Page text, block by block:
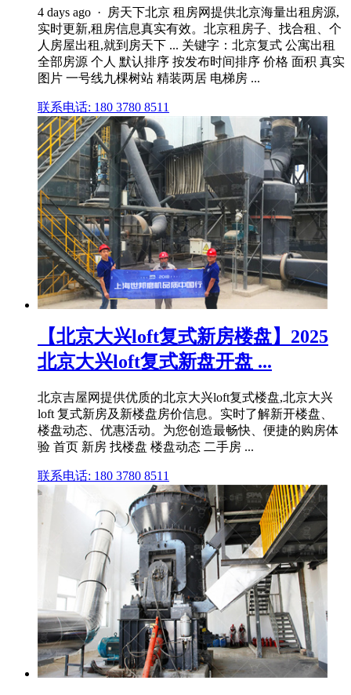
4 days ago · 房天下北京 租房网提供北京海量出租房源,
实时更新,租房信息真实有效。北京租房子、找合租、个
人房屋出租,就到房天下 ... 关键字：北京复式 公寓出租
全部房源 个人 默认排序 按发布时间排序 价格 面积 真实
图片 一号线九棵树站 精装两居 电梯房 ...
联系电话: 180 3780 8511
【北京大兴loft复式新房楼盘】2025
北京大兴loft复式新盘开盘 ...
北京吉屋网提供优质的北京大兴loft复式楼盘,北京大兴
loft 复式新房及新楼盘房价信息。实时了解新开楼盘、
楼盘动态、优惠活动。为您创造最畅快、便捷的购房体
验 首页 新房 找楼盘 楼盘动态 二手房 ...
联系电话: 180 3780 8511